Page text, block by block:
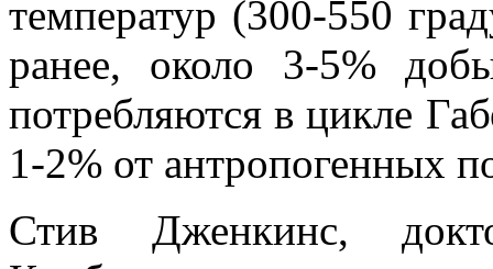
температур (300-550
ранее, около 3-5%
потребляются в цикле
1-2% от антропогенных
Стив Дженкинс,